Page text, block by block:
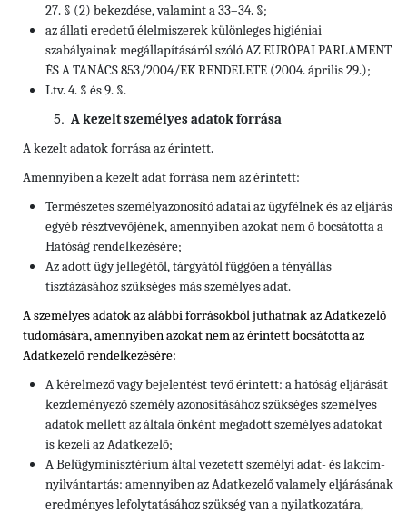
27. § (2) bekezdése, valamint a 33–34. §;
az állati eredetű élelmiszerek különleges higiéniai
szabályainak megállapításáról szóló AZ EURÓPAI PARLAMENT
ÉS A TANÁCS 853/2004/EK RENDELETE (2004. április 29.);
Ltv. 4. § és 9. §.
A kezelt személyes adatok forrása
A kezelt adatok forrása az érintett.
Amennyiben a kezelt adat forrása nem az érintett:
Természetes személyazonosító adatai az ügyfélnek és az eljárás
egyéb résztvevőjének, amennyiben azokat nem ő bocsátotta a
Hatóság rendelkezésére;
Az adott ügy jellegétől, tárgyától függően a tényállás
tisztázásához szükséges más személyes adat.
A személyes adatok az alábbi forrásokból juthatnak az Adatkezelő
tudomására, amennyiben azokat nem az érintett bocsátotta az
Adatkezelő rendelkezésére:
A kérelmező vagy bejelentést tevő érintett: a hatóság eljárását
kezdeményező személy azonosításához szükséges személyes
adatok mellett az általa önként megadott személyes adatokat
is kezeli az Adatkezelő;
A Belügyminisztérium által vezetett személyi adat- és lakcím-
nyilvántartás: amennyiben az Adatkezelő valamely eljárásának
eredményes lefolytatásához szükség van a nyilatkozatára,